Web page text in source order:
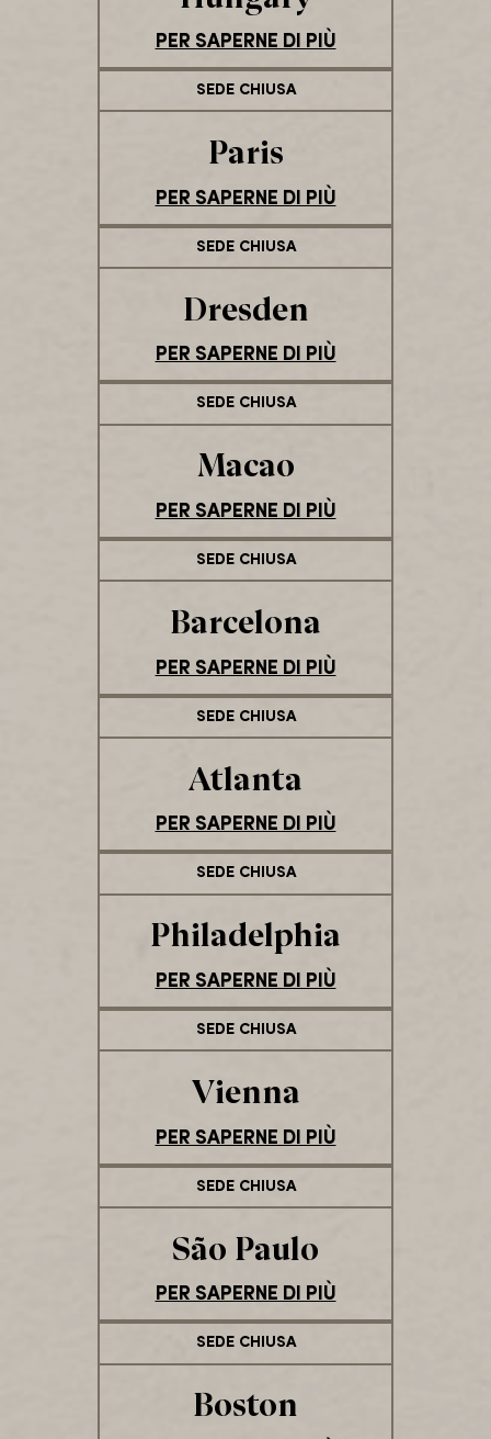
PER SAPERNE DI PIÙ
SEDE CHIUSA
Paris
PER SAPERNE DI PIÙ
SEDE CHIUSA
Dresden
PER SAPERNE DI PIÙ
SEDE CHIUSA
Macao
PER SAPERNE DI PIÙ
SEDE CHIUSA
Barcelona
PER SAPERNE DI PIÙ
SEDE CHIUSA
Atlanta
PER SAPERNE DI PIÙ
SEDE CHIUSA
Philadelphia
PER SAPERNE DI PIÙ
SEDE CHIUSA
Vienna
PER SAPERNE DI PIÙ
SEDE CHIUSA
São Paulo
PER SAPERNE DI PIÙ
SEDE CHIUSA
Boston